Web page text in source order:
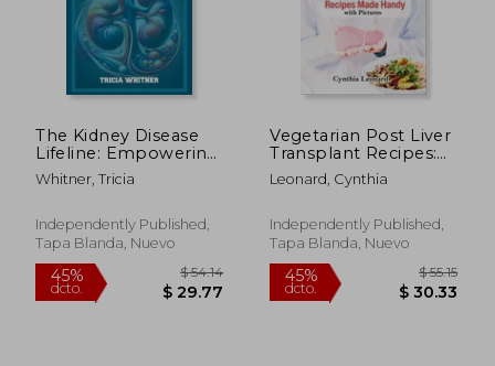
45% $ 192.29 45% $
The Kidney Disease
Lifeline: Empowering
Your Journey
Through
Treatment, and
Holistic Care for
Quality of Life (en
Inglés)
Whitner, Tricia
Independently Published,
Tapa Blanda, Nuevo
Vegetarian Post Liver
Transplant Recipes:
Offers Nutrient-
Packed Delicious
Dinner, Snacks and
Smoothie Options to
Rec (en Inglés)
Leonard, Cynthia
Independently Published,
Tapa Blanda, Nuevo